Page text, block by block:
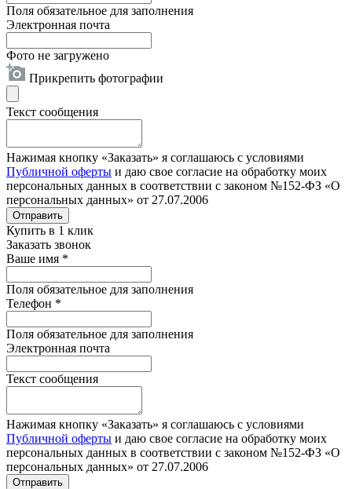
Поля обязательное для заполнения
Электронная почта
Фото не загружено
Прикрепить фотографии
Текст сообщения
Нажимая кнопку «Заказать» я соглашаюсь с условиями
Публичной оферты и даю свое согласие на обработку моих
персональных данных в соответствии с законом №152-ФЗ «О
персональных данных» от 27.07.2006
Отправить
Купить в 1 клик
Заказать звонок
Ваше имя *
Поля обязательное для заполнения
Телефон *
Поля обязательное для заполнения
Электронная почта
Текст сообщения
Нажимая кнопку «Заказать» я соглашаюсь с условиями
Публичной оферты и даю свое согласие на обработку моих
персональных данных в соответствии с законом №152-ФЗ «О
персональных данных» от 27.07.2006
Отправить